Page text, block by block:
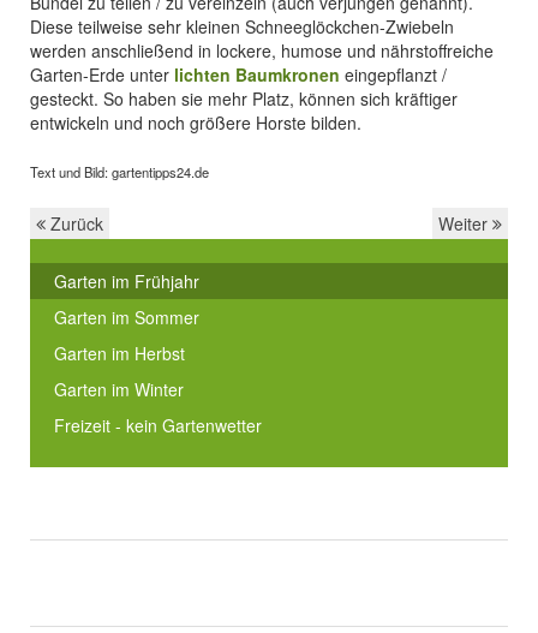
Diese teilweise sehr kleinen Schneeglöckchen-Zwiebeln
werden anschließend in lockere, humose und nährstoffreiche
Garten-Erde unter lichten Baumkronen eingepflanzt /
gesteckt. So haben sie mehr Platz, können sich kräftiger
entwickeln und noch größere Horste bilden.
Text und Bild: gartentipps24.de
Zurück Weiter
Garten im Frühjahr
Garten im Sommer
Garten im Herbst
Garten im Winter
Freizeit - kein Gartenwetter